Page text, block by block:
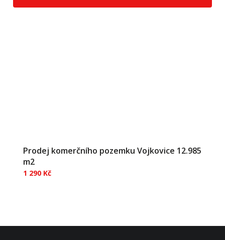
Prodej komerčního pozemku Vojkovice 12.985
m2
1 290 Kč
elektrická energie – vysoké napětí. K dispozici je také